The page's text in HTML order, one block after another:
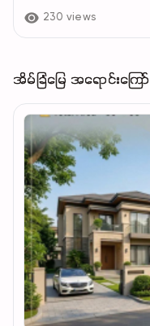
230 views
အိမ်ခြံမြေ အရောင်းကြော်င